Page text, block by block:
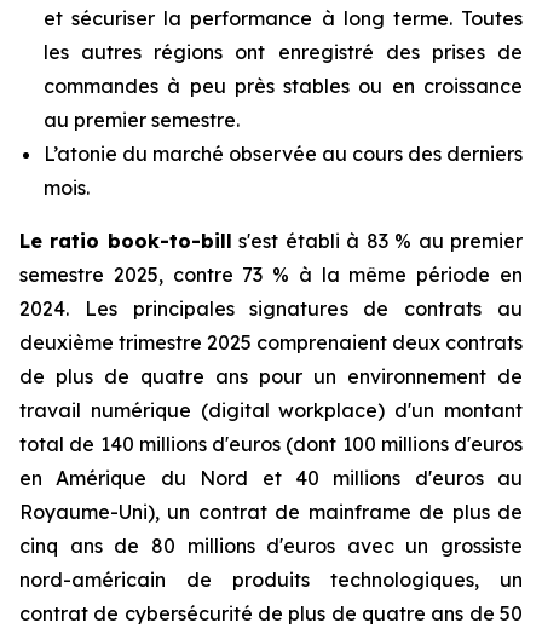
et sécuriser la performance à long terme. Toutes
les autres régions ont enregistré des prises de
commandes à peu près stables ou en croissance
au premier semestre.
L’atonie du marché observée au cours des derniers
mois.
Le ratio book-to-bill s'est établi à 83 % au premier
semestre 2025, contre 73 % à la même période en
2024. Les principales signatures de contrats au
deuxième trimestre 2025 comprenaient deux contrats
de plus de quatre ans pour un environnement de
travail numérique (digital workplace) d'un montant
total de 140 millions d'euros (dont 100 millions d'euros
en Amérique du Nord et 40 millions d'euros au
Royaume-Uni), un contrat de mainframe de plus de
cinq ans de 80 millions d'euros avec un grossiste
nord-américain de produits technologiques, un
contrat de cybersécurité de plus de quatre ans de 50